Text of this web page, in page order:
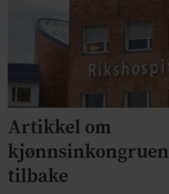
Artikkel om
tilbake